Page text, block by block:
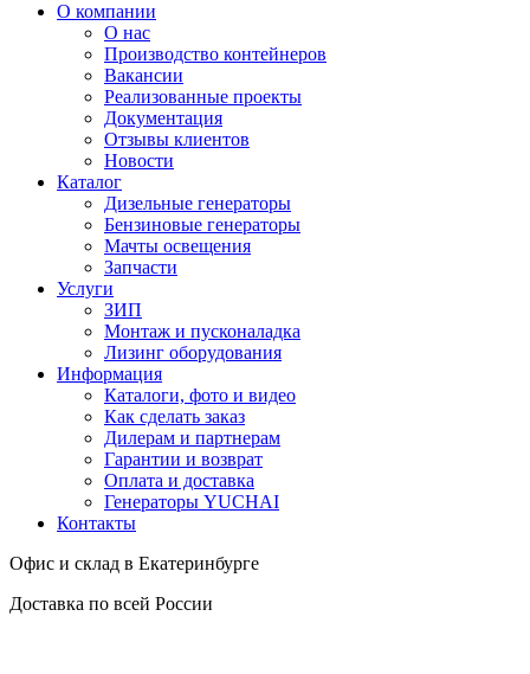
О компании
О нас
Производство контейнеров
Вакансии
Реализованные проекты
Документация
Отзывы клиентов
Новости
Каталог
Дизельные генераторы
Бензиновые генераторы
Мачты освещения
Запчасти
Услуги
ЗИП
Монтаж и пусконаладка
Лизинг оборудования
Информация
Каталоги, фото и видео
Как сделать заказ
Дилерам и партнерам
Гарантии и возврат
Оплата и доставка
Генераторы YUCHAI
Контакты
Офис и склад в Екатеринбурге
Доставка по всей России